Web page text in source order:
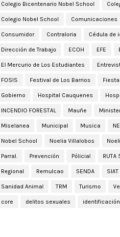
Colegio Bicentenario Nobel School
Colegio Nobel School Comunicaciones
Consumidor Contraloria Cédula de
Dirección de Trabajo ECOH EFE
El Mercurio de Los Estudiantes
FOSIS Festival de Los Barrios
Gobierno Hospital Cauquenes
INCENDIO FORESTAL Mauñe
Miselanea Municipal Musica
Nobel School Noelia Villalobos
Parral. Prevención Pólicial RUTA
Regional Remulcao SENDA SIAT
Sanidad Animal TRM Turismo
core delitos sexuales identificación